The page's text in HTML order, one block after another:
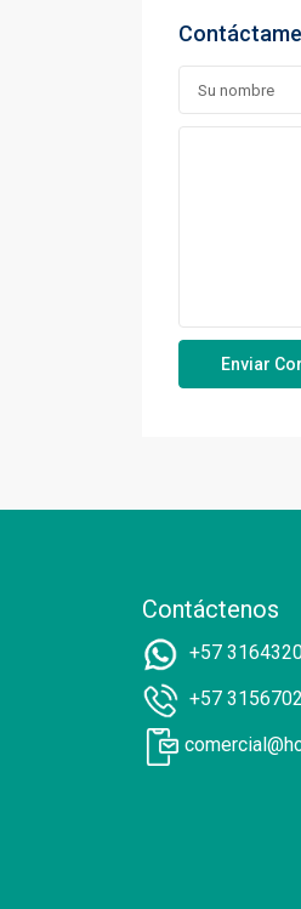
Contáctame
Contáctenos
+57
+57